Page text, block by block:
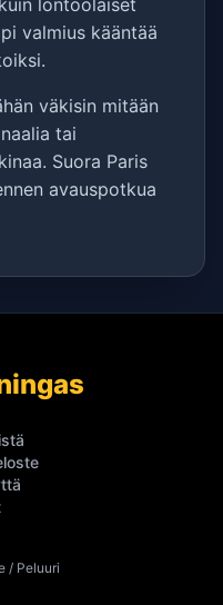
lontoolaiset
valmius kääntää
väkisin mitään
tai
Suora Paris
avauspotkua
/ Peluuri